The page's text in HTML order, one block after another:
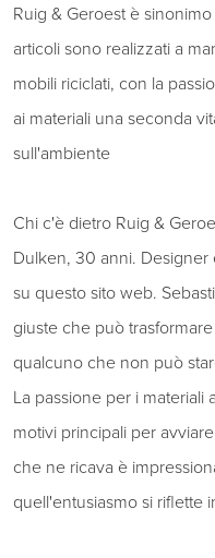
Ruig & Geroest è
articoli sono realizzati a
mobili riciclati, con la
ai materiali una seconda
sull'ambiente
Chi c'è dietro Ruig &
Dulken, 30 anni.
su questo sito web.
giuste che può
qualcuno che non può
La passione per i materiali
motivi principali per
che ne ricava è
quell'entusiasmo si riflette